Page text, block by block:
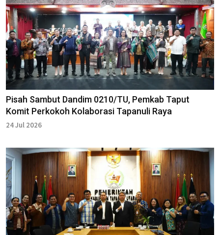
Pisah Sambut Dandim 0210/TU, Pemkab Taput
Komit Perkokoh Kolaborasi Tapanuli Raya
24 Jul 2026